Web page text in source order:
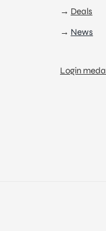
→ Deals
→ News
Login